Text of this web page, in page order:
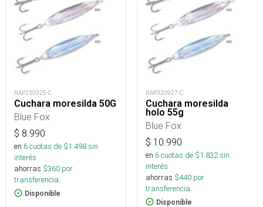
RAP230925-C
Cuchara moresilda 50G
Blue Fox
$ 8.990
en 6cuotas de $1.498sin
interés
ahorras $360 por
transferencia.
Disponible
RAP320927-C
Cuchara moresilda
holo 55g
Blue Fox
$ 10.990
en 6cuotas de $1.832sin
interés
ahorras $440 por
transferencia.
Disponible